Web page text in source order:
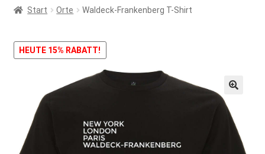
Kasse
Mein Konto
Start Orte Waldeck-Frankenberg T-Shirt
HEUTE 15% RABATT!